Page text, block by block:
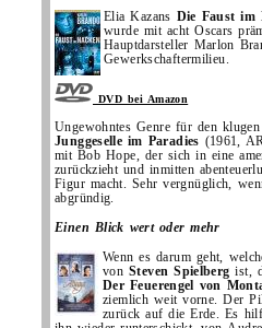
Elia Kazans Die Faust im
wurde mit acht Oscars
Hauptdarsteller Marlon
Gewerkschaftermilieu.
DVD bei Amazon
Ungewohntes Genre für den
Junggeselle im Paradies (1961,
mit Bob Hope, der sich in eine
zurückzieht und inmitten
Figur macht. Sehr vergnüglich,
abgründig.
Einen Blick wert oder mehr
Wenn es darum geht,
vonSteven Spielberg ist,
Der Feuerengel von
ziemlich weit vorne. Der
zurück auf die Erde. Es